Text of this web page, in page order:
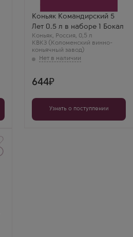
Коньяк Командирский 5
Лет 0.5 л в наборе 1 Бокал
Коньяк, Россия, 0,5 л
КВКЗ (Коломенский винно-
коньячный завод)
Командирский
Выдержка
5 лет
644
Узнать о поступлении